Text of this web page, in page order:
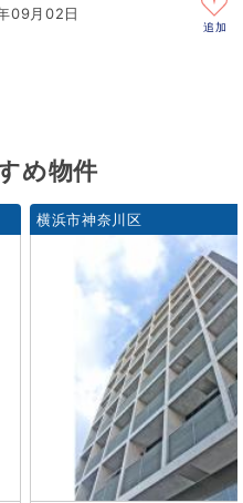
09月02日
追加
め物件
横浜市神奈川区